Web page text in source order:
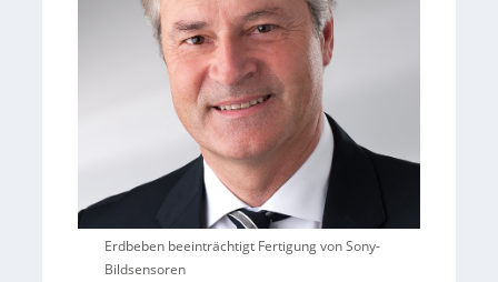
Erdbeben beeinträchtigt Fertigung von Sony-
Bildsensoren